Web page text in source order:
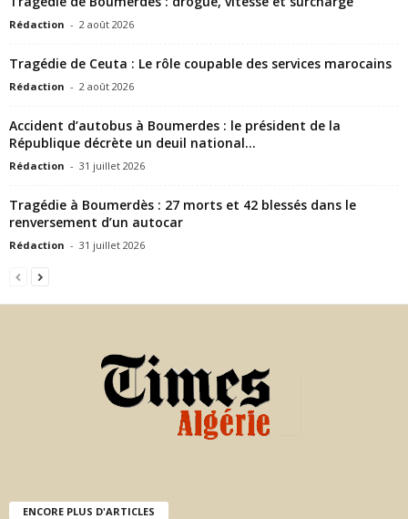
Rédaction - 2 août 2026
Tragédie de Ceuta : Le rôle coupable des services marocains
Rédaction - 2 août 2026
Accident d’autobus à Boumerdes : le président de la
République décrète un deuil national...
Rédaction - 31 juillet 2026
Tragédie à Boumerdès : 27 morts et 42 blessés dans le
renversement d’un autocar
Rédaction - 31 juillet 2026
ENCORE PLUS D'ARTICLES